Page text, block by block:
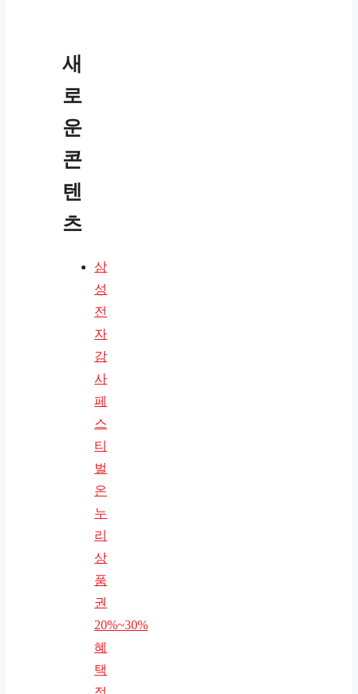
새
로
운
콘
텐
츠
삼
성
전
자
감
사
페
스
티
벌
온
누
리
상
품
권
20%~30%
혜
택